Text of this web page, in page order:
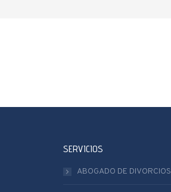
SERVICIOS
ABOGADO DE DIVORCIOS